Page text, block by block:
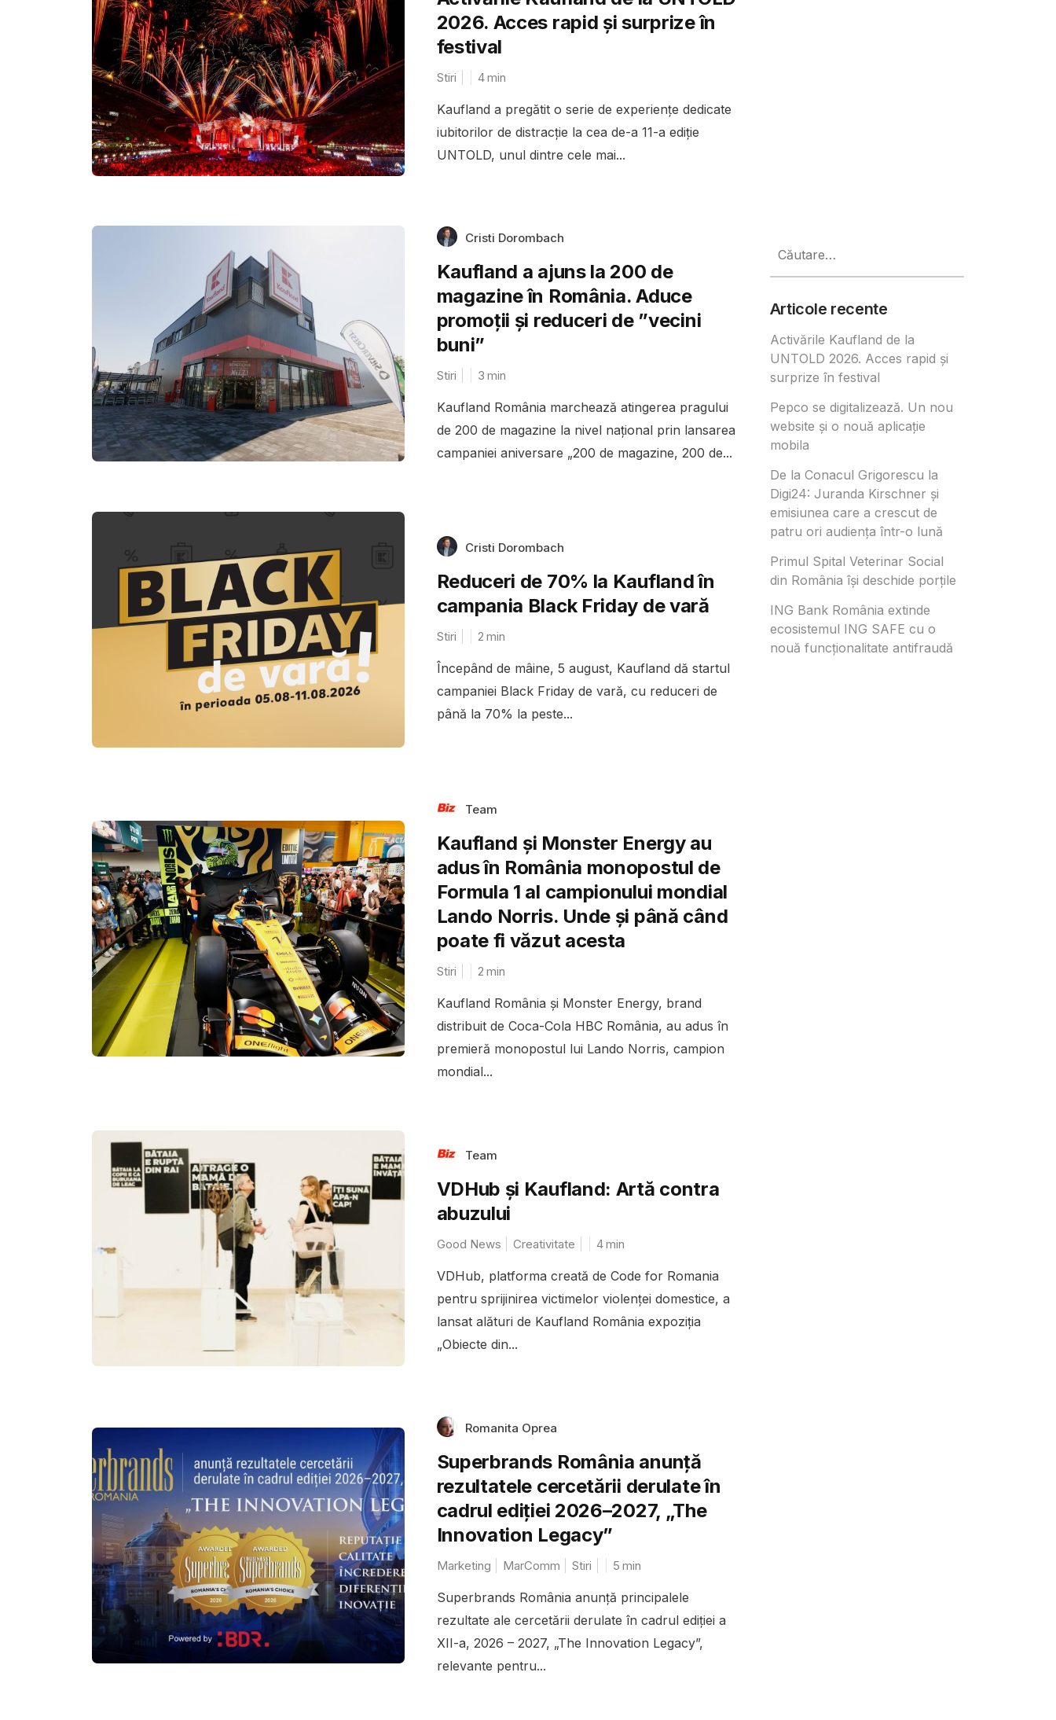
2026. Acces rapid și surprize în
festival
Stiri 4min
Kaufland a pregătit o serie de experiențe dedicate
iubitorilor de distracție la cea de-a 11-a ediție
UNTOLD, unul dintre cele mai...
Cristi Dorombach
Kaufland a ajuns la 200 de
magazine în România. Aduce
promoții și reduceri de ”vecini
buni”
Stiri 3 min
Kaufland România marchează atingerea pragului
de 200 de magazine la nivel național prin lansarea
campaniei aniversare „200 de magazine, 200 de...
Cristi Dorombach
Reduceri de 70% la Kaufland în
campania Black Friday de vară
Stiri 2 min
Începând de mâine, 5 august, Kaufland dă startul
campaniei Black Friday de vară, cu reduceri de
până la 70% la peste...
Team
Kaufland și Monster Energy au
adus în România monopostul de
Formula 1 al campionului mondial
Lando Norris. Unde și până când
poate fi văzut acesta
Stiri 2 min
Kaufland România și Monster Energy, brand
distribuit de Coca-Cola HBC România, au adus în
premieră monopostul lui Lando Norris, campion
mondial...
Team
VDHub și Kaufland: Artă contra
abuzului
Good News Creativitate 4min
VDHub, platforma creată de Code for Romania
pentru sprijinirea victimelor violenței domestice, a
lansat alături de Kaufland România expoziția
„Obiecte din...
Romanita Oprea
Superbrands România anunță
rezultatele cercetării derulate în
cadrul ediției 2026–2027, „The
Innovation Legacy”
Marketing MarComm Stiri 5 min
Superbrands România anunță principalele
rezultate ale cercetării derulate în cadrul ediției a
XII-a, 2026 – 2027, „The Innovation Legacy”,
relevante pentru...
după:
Articole recente
Activările Kaufland de la
UNTOLD 2026. Acces rapid și
surprize în festival
Pepco se digitalizează. Un nou
website și o nouă aplicație
mobila
De la Conacul Grigorescu la
Digi24: Juranda Kirschner și
emisiunea care a crescut de
patru ori audiența într-o lună
Primul Spital Veterinar Social
din România își deschide porțile
ING Bank România extinde
ecosistemul ING SAFE cu o
nouă funcționalitate antifraudă